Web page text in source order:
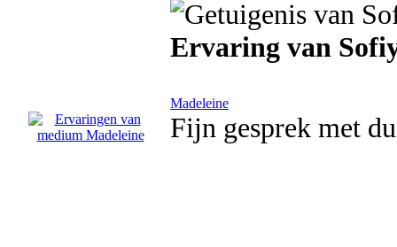
Ervaring van
Madeleine
Fijn gesprek met